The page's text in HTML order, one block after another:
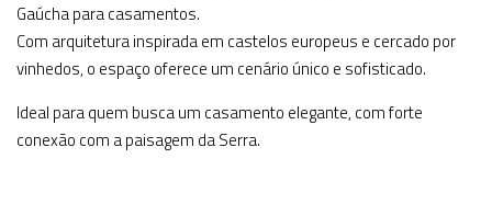
Gaúcha para casamentos.
Com arquitetura inspirada em castelos europeus e cercado por
vinhedos, o espaço oferece um cenário único e sofisticado.
Ideal para quem busca um casamento elegante, com forte
conexão com a paisagem da Serra.